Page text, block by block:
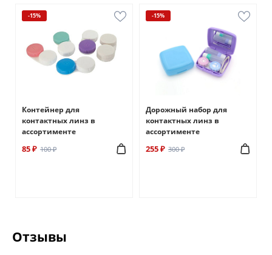
-15%
Контейнер для
контактных линз в
ассортименте
85 ₽ 100 ₽
-15%
Дорожный набор для
контактных линз в
ассортименте
255 ₽ 300 ₽
Отзывы